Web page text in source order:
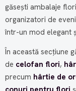
găsești ambalaje
organizatori de
într-un mod elegant
În această secțiune
de celofan flori,
precum hârtie de